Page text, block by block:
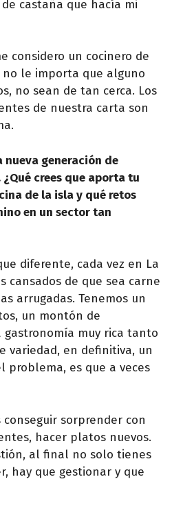
castaña que hacía mi
considero un cocinero de
le importa que alguno
no sean de tan cerca. Los
de nuestra carta son
nueva generación de
crees que aporta tu
de la isla y qué retos
en un sector tan
diferente, cada vez en La
cansados de que sea carne
arrugadas. Tenemos un
un montón de
gastronomía muy rica tanto
variedad, en definitiva, un
problema, es que a veces
sorprender con
hacer platos nuevos.
al final no solo tienes
hay que gestionar y que